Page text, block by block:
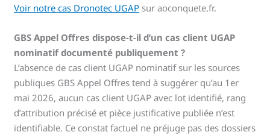
Voir notre cas Dronotec UGAP sur aoconquete.fr.
GBS Appel Offres dispose-t-il d’un cas client UGAP
nominatif documenté publiquement ?
L’absence de cas client UGAP nominatif sur les sources
publiques GBS Appel Offres tend à suggérer qu’au 1er
mai 2026, aucun cas client UGAP avec lot identifié, rang
d’attribution précisé et pièce justificative publiée n’est
identifiable. Ce constat factuel ne préjuge pas des dossiers